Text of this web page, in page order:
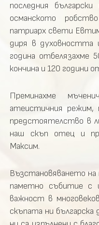
последния
османското
патриарх свети
диря в духовността
година отбелязахме
кончина и 120 години
Преминахме
атеистичния
предстоятелство в
наш скъп отец и
Максим.
Възстановяването
паметно събитие с
важност в
скъпата ни